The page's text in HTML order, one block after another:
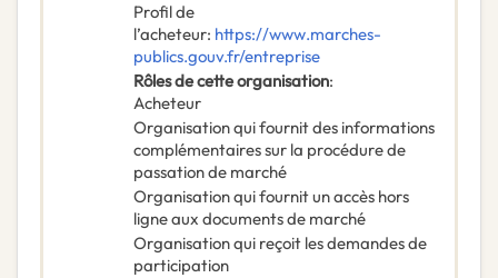
Profil de
l’acheteur: https://www.marches-
publics.gouv.fr/entreprise
Rôles de cette organisation:
Acheteur
Organisation qui fournit des informations
complémentaires sur la procédure de
passation de marché
Organisation qui fournit un accès hors
ligne aux documents de marché
Organisation qui reçoit les demandes de
participation